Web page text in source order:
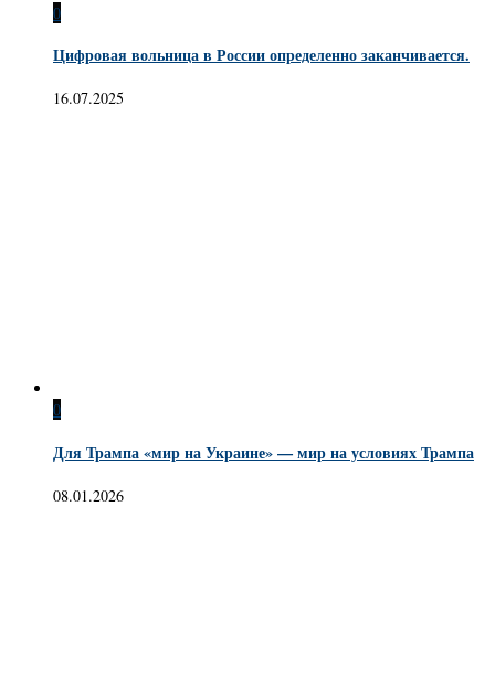
0
Цифровая вольница в России определенно заканчивается.
16.07.2025
0
Для Трампа «мир на Украине» — мир на условиях Трампа
08.01.2026